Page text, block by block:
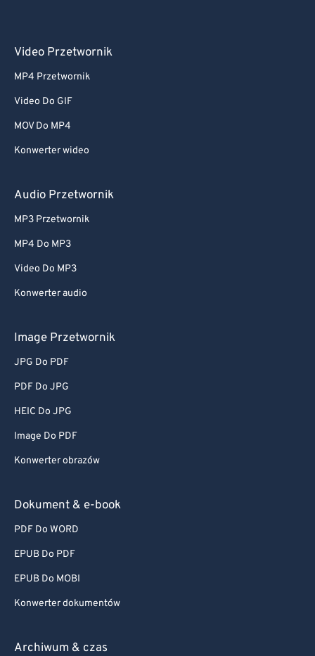
Video Przetwornik
MP4 Przetwornik
Video Do GIF
MOV Do MP4
Konwerter wideo
Audio Przetwornik
MP3 Przetwornik
MP4 Do MP3
Video Do MP3
Konwerter audio
Image Przetwornik
JPG Do PDF
PDF Do JPG
HEIC Do JPG
Image Do PDF
Konwerter obrazów
Dokument & e-book
PDF Do WORD
EPUB Do PDF
EPUB Do MOBI
Konwerter dokumentów
Archiwum & czas